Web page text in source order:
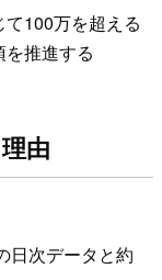
100万を超える
推進する
由
日次データと約